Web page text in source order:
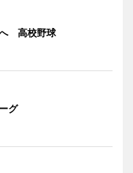
へ 高校野球
グ